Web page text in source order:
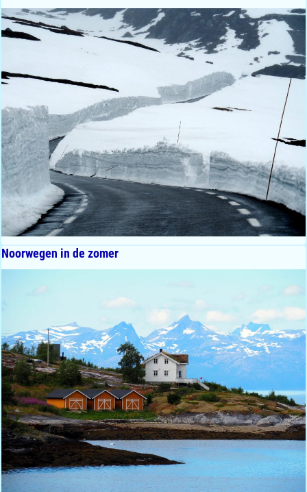
Noorwegen in de zomer